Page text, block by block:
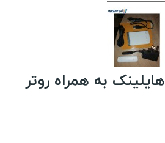
مودم دانگل 3G هایلینک به همراه روتر